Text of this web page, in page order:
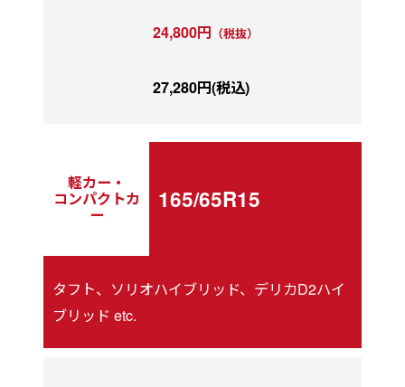
24,800円 （税抜）
27,280円(税込)
軽カー・
コンパクトカ
ー
165/65R15
タフト、ソリオハイブリッド、デリカD2ハイ
ブリッド etc.